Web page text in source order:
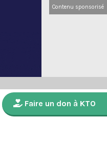
Contenu sponsorisé
Faire un don à KTO